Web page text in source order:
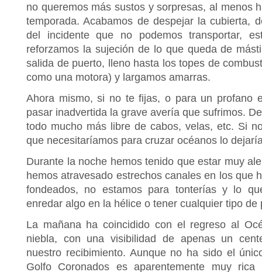
no queremos más sustos y sorpresas, al menos
temporada. Acabamos de despejar la cubierta,
del incidente que no podemos transportar,
reforzamos la sujeción de lo que queda de
salida de puerto, lleno hasta los topes de
como una motora) y largamos amarras.
Ahora mismo, si no te fijas, o para un profano
pasar inadvertida la grave avería que sufrimos.
todo mucho más libre de cabos, velas, etc. Si
que necesitaríamos para cruzar océanos lo
Durante la noche hemos tenido que estar muy
hemos atravesado estrechos canales en los que
fondeados, no estamos para tonterías y lo
enredar algo en la hélice o tener cualquier tipo de
La mañana ha coincidido con el regreso al
niebla, con una visibilidad de apenas un
nuestro recibimiento. Aunque no ha sido el
Golfo Coronados es aparentemente muy